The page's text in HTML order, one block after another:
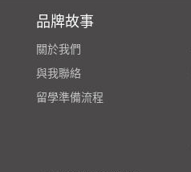
品牌故事
關於我們
與我聯絡
留學準備流程